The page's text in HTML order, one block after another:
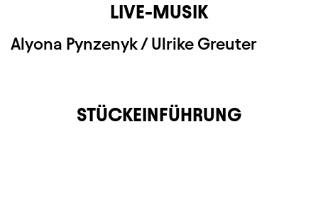
LIVE-MUSIK
Alyona Pynzenyk / Ulrike Greuter
STÜCKEINFÜHRUNG